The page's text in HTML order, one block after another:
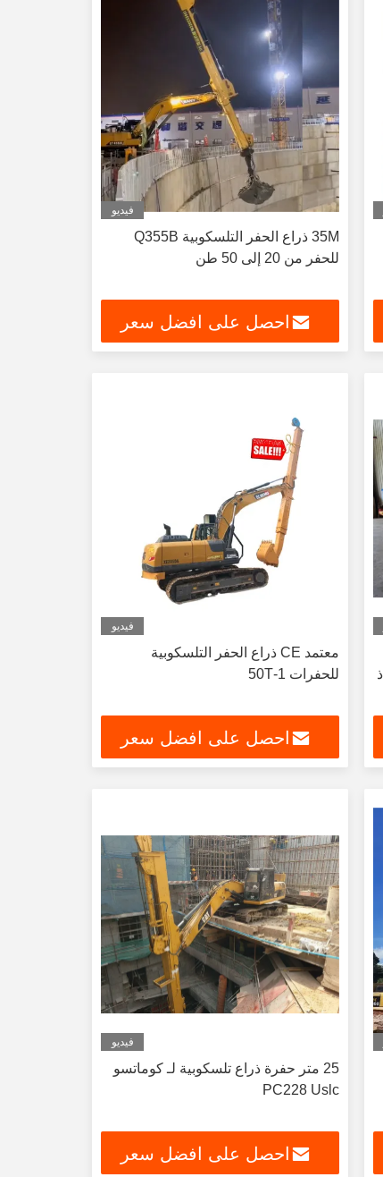
فيديو
35M ذراع الحفر التلسكوبية Q355B
للحفر من 20 إلى 50 طن
احصل على افضل سعر
فيديو
معتمد CE ذراع الحفر التلسكوبية
للحفرات 1-50T
احصل على افضل سعر
فيديو
25 متر حفرة ذراع تلسكوبية لـ كوماتسو
PC228 Uslc
احصل على افضل سعر